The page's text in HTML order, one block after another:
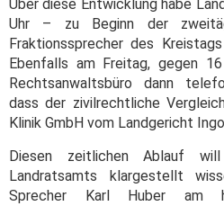
Über diese Entwicklung habe
Uhr – zu Beginn der
Fraktionssprecher des
Ebenfalls am Freitag, gegen
Rechtsanwaltsbüro dann
dass der zivilrechtliche
Klinik GmbH vom Landgericht
Diesen zeitlichen Ablauf
Landratsamts klargestellt
Sprecher Karl Huber am